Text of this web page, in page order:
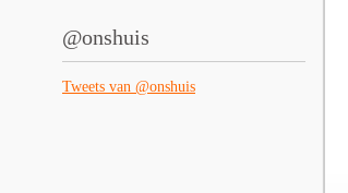
@onshuis
Tweets van @onshuis